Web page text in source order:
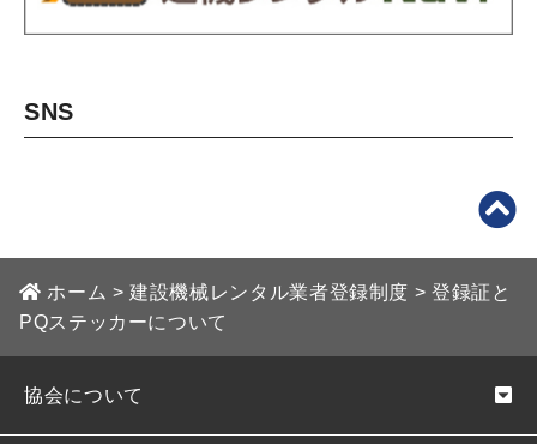
SNS
ホーム >建設機械レンタル業者登録制度 >登録証と
PQステッカーについて
協会について